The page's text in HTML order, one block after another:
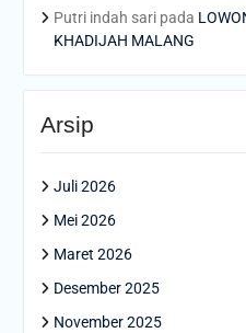
Putri indah saripada
KHADIJAH MALANG
Arsip
Juli 2026
Mei 2026
Maret 2026
Desember 2025
November 2025